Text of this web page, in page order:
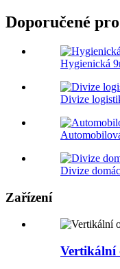
Doporučené
Hygienická
Divize
Divize
Zařízení
Vertikální